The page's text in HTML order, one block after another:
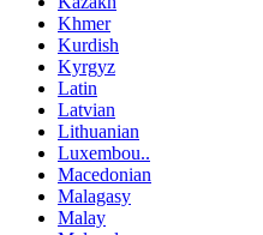
Khmer
Kurdish
Kyrgyz
Latin
Latvian
Lithuanian
Luxembou..
Macedonian
Malagasy
Malay